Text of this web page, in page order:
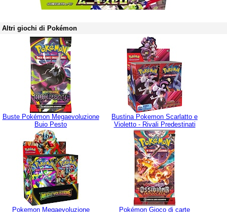
Altri giochi di Pokémon
Buste Pokémon Megaevoluzione
Buio Pesto
Bustina Pokemon Scarlatto e
Violetto - Rivali Predestinati
Pokemon Megaevoluzione
Pokémon Gioco di carte